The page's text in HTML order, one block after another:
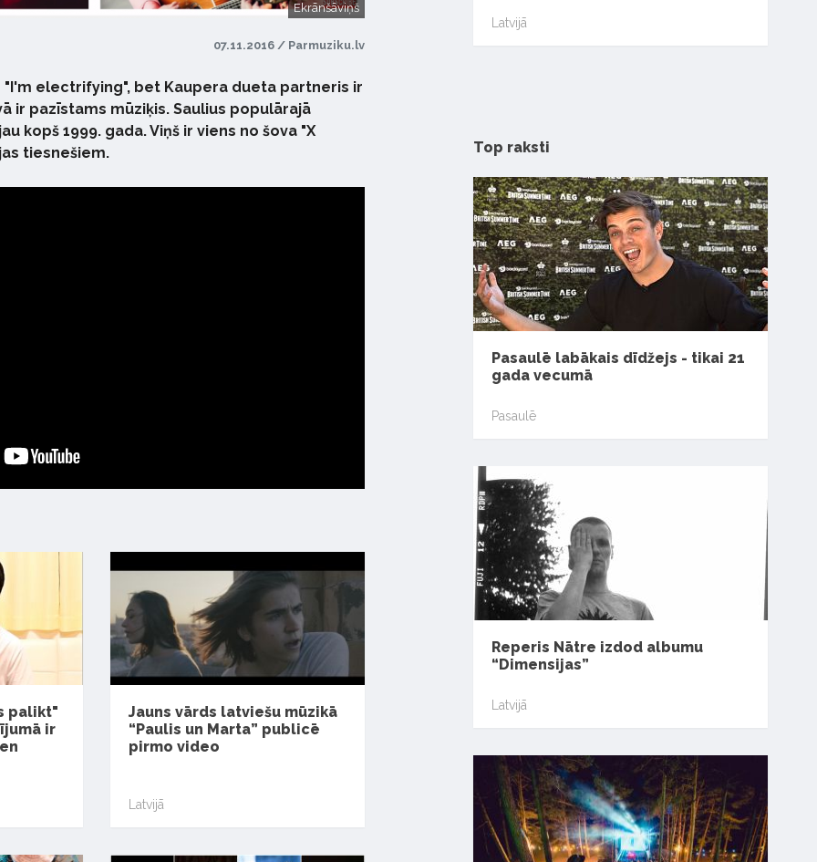
Ekrānšāviņš
07.11.2016 / Parmuziku.lv
"I'm electrifying", bet Kaupera dueta partneris ir
ir pazīstams mūziķis. Saulius populārajā
kopš 1999. gada. Viņš ir viens no šova "X
tiesnešiem.
palikt"
ir
Jauns vārds latviešu mūzikā
“Paulis un Marta” publicē
pirmo video
Latvijā
Latvijā
Top raksti
Pasaulē labākais dīdžejs - tikai 21
gada vecumā
Pasaulē
Reperis Nātre izdod albumu
“Dimensijas”
Latvijā